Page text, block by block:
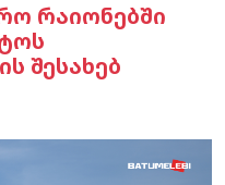
რაიონებში
შესახებ